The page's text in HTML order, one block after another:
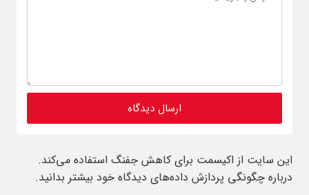
این سایت از اکیسمت برای کاهش جفنگ استفاده می‌کند.
درباره چگونگی پردازش داده‌های دیدگاه خود بیشتر بدانید.